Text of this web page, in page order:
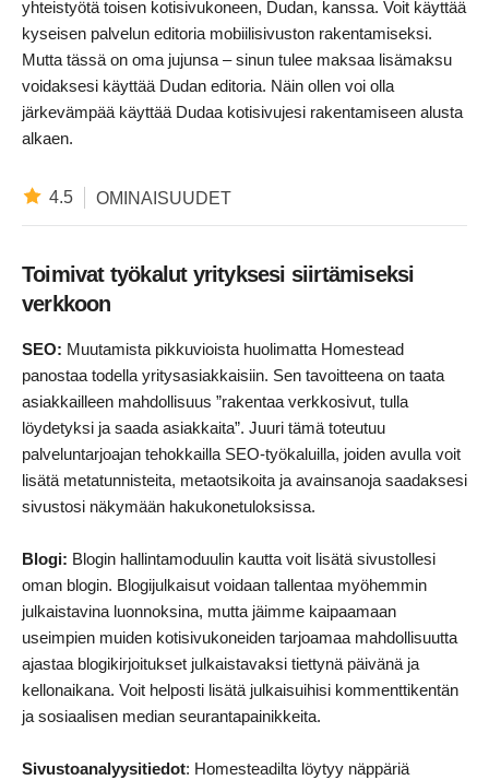
yhteistyötä toisen kotisivukoneen, Dudan, kanssa. Voit käyttää
kyseisen palvelun editoria mobiilisivuston rakentamiseksi.
Mutta tässä on oma jujunsa – sinun tulee maksaa lisämaksu
voidaksesi käyttää Dudan editoria. Näin ollen voi olla
järkevämpää käyttää Dudaa kotisivujesi rakentamiseen alusta
alkaen.
4.5 OMINAISUUDET
Toimivat työkalut yrityksesi siirtämiseksi
verkkoon
SEO: Muutamista pikkuvioista huolimatta Homestead
panostaa todella yritysasiakkaisiin. Sen tavoitteena on taata
asiakkailleen mahdollisuus ”rakentaa verkkosivut, tulla
löydetyksi ja saada asiakkaita”. Juuri tämä toteutuu
palveluntarjoajan tehokkailla SEO-työkaluilla, joiden avulla voit
lisätä metatunnisteita, metaotsikoita ja avainsanoja saadaksesi
sivustosi näkymään hakukonetuloksissa.
Blogi: Blogin hallintamoduulin kautta voit lisätä sivustollesi
oman blogin. Blogijulkaisut voidaan tallentaa myöhemmin
julkaistavina luonnoksina, mutta jäimme kaipaamaan
useimpien muiden kotisivukoneiden tarjoamaa mahdollisuutta
ajastaa blogikirjoitukset julkaistavaksi tiettynä päivänä ja
kellonaikana. Voit helposti lisätä julkaisuihisi kommenttikentän
ja sosiaalisen median seurantapainikkeita.
Sivustoanalyysitiedot: Homesteadilta löytyy näppäriä